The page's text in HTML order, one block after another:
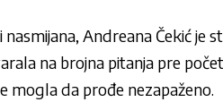
nasmijana, Andreana Čekić
na brojna pitanja pre
mogla da prođe nezapaženo.